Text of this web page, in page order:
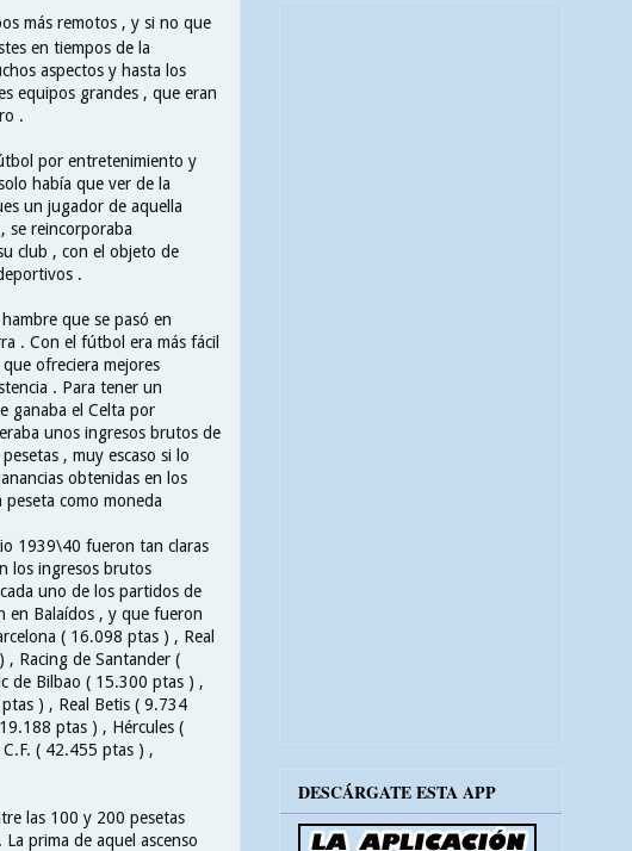
más remotos , y si no que
en tiempos de la
aspectos y hasta los
equipos grandes , que eran
.
por entretenimiento y
había que ver de la
un jugador de aquella
se reincorporaba
club , con el objeto de
.
que se pasó en
. Con el fútbol era más fácil
ofreciera mejores
. Para tener un
ganaba el Celta por
unos ingresos brutos de
, muy escaso si lo
obtenidas en los
como moneda
1939\40 fueron tan claras
los ingresos brutos
uno de los partidos de
en Balaídos , y que fueron
( 16.098 ptas ) , Real
Racing de Santander (
de Bilbao ( 15.300 ptas ) ,
) , Real Betis ( 9.734
ptas ) , Hércules (
( 42.455 ptas ) ,
las 100 y 200 pesetas
prima de aquel ascenso
DESCÁRGATE ESTA APP